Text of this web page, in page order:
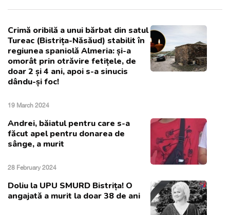
Crimă oribilă a unui bărbat din satul
Tureac (Bistrița-Năsăud) stabilit în
regiunea spaniolă Almeria: și-a
omorât prin otrăvire fetițele, de
doar 2 și 4 ani, apoi s-a sinucis
dându-și foc!
19 March 2024
Andrei, băiatul pentru care s-a
făcut apel pentru donarea de
sânge, a murit
28 February 2024
Doliu la UPU SMURD Bistrița! O
angajată a murit la doar 38 de ani